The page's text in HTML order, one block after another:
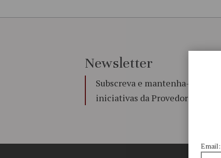
Newsletter
Subscreva e mantenha-se a par
iniciativas da Provedoria de
Email: